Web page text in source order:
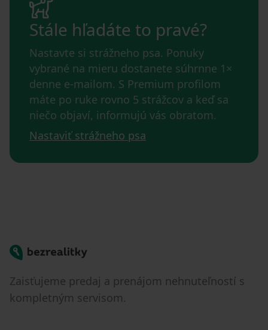
Stále hľadáte to pravé?
Nastavte si strážneho psa. Ponuky
vybrané na mieru dostanete súhrnne 1×
denne e-mailom. S Premium profilom
máte po ruke rovno 5 strážcov a keď sa
niečo objaví, informujú vás obratom.
Nastaviť strážneho psa
Bezrealitky
Zaisťujeme predaj a prenájom nehnuteľností s
kompletným servisom.